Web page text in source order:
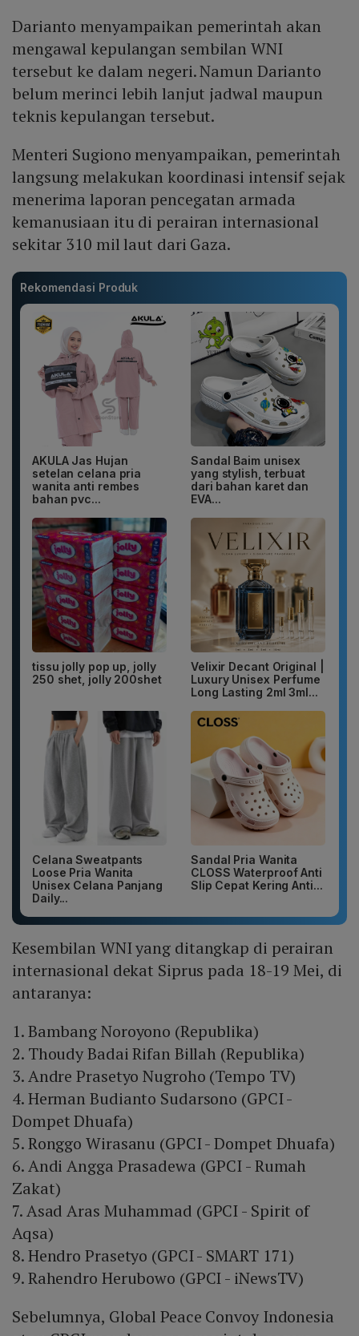
Darianto menyampaikan pemerintah akan
mengawal kepulangan sembilan WNI
tersebut ke dalam negeri. Namun Darianto
belum merinci lebih lanjut jadwal maupun
teknis kepulangan tersebut.
Menteri Sugiono menyampaikan, pemerintah
langsung melakukan koordinasi intensif sejak
menerima laporan pencegatan armada
kemanusiaan itu di perairan internasional
sekitar 310 mil laut dari Gaza.
Rekomendasi Produk
AKULA Jas Hujan
setelan celana pria
wanita anti rembes
bahan pvc...
Sandal Baim unisex
yang stylish, terbuat
dari bahan karet dan
EVA...
tissu jolly pop up, jolly
250 shet, jolly 200shet
Velixir Decant Original |
Luxury Unisex Perfume
Long Lasting 2ml 3ml...
Celana Sweatpants
Loose Pria Wanita
Unisex Celana Panjang
Daily...
Sandal Pria Wanita
CLOSS Waterproof Anti
Slip Cepat Kering Anti...
Kesembilan WNI yang ditangkap di perairan
internasional dekat Siprus pada 18-19 Mei, di
antaranya:
1. Bambang Noroyono (Republika)
2. Thoudy Badai Rifan Billah (Republika)
3. Andre Prasetyo Nugroho (Tempo TV)
4. Herman Budianto Sudarsono (GPCI -
Dompet Dhuafa)
5. Ronggo Wirasanu (GPCI - Dompet Dhuafa)
6. Andi Angga Prasadewa (GPCI - Rumah
Zakat)
7. Asad Aras Muhammad (GPCI - Spirit of
Aqsa)
8. Hendro Prasetyo (GPCI - SMART 171)
9. Rahendro Herubowo (GPCI - iNewsTV)
Sebelumnya, Global Peace Convoy Indonesia